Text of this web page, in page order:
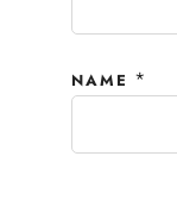
NAME *